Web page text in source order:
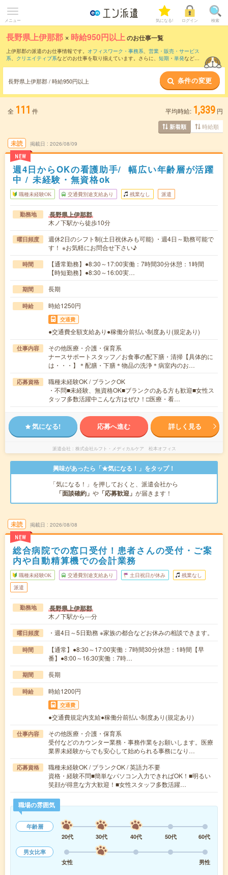
メニュー 気になる! ログイン 検索
長野県上伊那郡 × 時給950円以上のお仕事一覧
上伊那郡の派遣のお仕事情報です。 オフィスワーク・事務系、 営業・販売・サービス
系、 クリエイティブ系などのお仕事を取り揃えています。さらに、 短期 ・ 単発などの
時給1100円以上・ 1800円以上の求人はこちら
当サイトでは法令を遵守し、最低賃金以上の求人のみを掲載しています。
長野県上伊那郡 / 時給950円以上 条件の変更
全 111 件 平均時給: 1,339 円
新着順 時給順
未読
NEW
掲載日 2026/08/09
週4日からOKの看護助手/ 幅広い年齢層が活躍
中 / 未経験・無資格ok
職種未経験OK 交通費別途支給あり 残業なし 派遣
勤務地 長野県上伊那郡
木ノ下駅から徒歩10分
曜日頻度
週休2日のシフト制(土日祝休みも可能) ・週4日～勤務可能で
す！ ※お気軽にお問合せ下さい♪
時間
【通常勤務】●8:30～17:00実働：7時間30分休憩：1時間
【時短勤務】●8:30～16:00実…
期間 長期
時給 時給1250円
交通費
●交通費全額支給あり●稼働分前払い制度あり(規定あり)
仕事内容
その他医療・介護・保育系
ナースサポートスタッフ／お食事の配下膳・清掃【具体的に
は・・・】＊配膳・下膳＊物品の洗浄＊病室内のお…
応募資格
職種未経験OK / ブランクOK
・不問■未経験、無資格OK■ブランクのある方も歓迎■女性ス
タッフ多数活躍中こんな方はぜひ！□医療・看…
気になる! 応募へ進む 詳しく見る
派遣会社 株式会社ルフト・メディカルケア 松本オフィス
興味があったら「★気になる！」をタップ！
「気になる！」を押しておくと、派遣会社から
「面談確約」 や 「応募歓迎」 が届きます！
未読
NEW
掲載日 2026/08/08
総合病院での窓口受付！患者さんの受付・ご案
内や自動精算機での会計業務
職種未経験OK 交通費別途支給あり 土日祝日が休み 残業なし
派遣
勤務地 長野県上伊那郡
木ノ下駅から---分
曜日頻度 ・週4日～5日勤務 ※家族の都合などお休みの相談できます。
時間
【通常】●8:30～17:00実働：7時間30分休憩：1時間【早
番】●8:00～16:30実働：7時…
期間 長期
時給 時給1200円
交通費
●交通費規定内支給●稼働分前払い制度あり(規定あり)
仕事内容
その他医療・介護・保育系
受付などのカウンター業務・事務作業をお願いします。医療
業界未経験からでも安心して始められる事務になり…
応募資格
職種未経験OK / ブランクOK / 英語力不要
資格・経験不問■簡単なパソコン入力できればOK！■明るい
笑顔が得意な方大歓迎！■女性スタッフ多数活躍…
職場の雰囲気
年齢層
20代
30代 40代 50代
60代
男女比率
女性
男性